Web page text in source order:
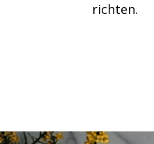
richten.